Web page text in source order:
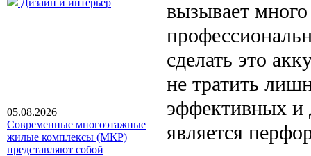
Дизайн и интерьер
05.08.2026
Современные многоэтажные
жилые комплексы (МКР)
представляют собой
вызывает
сделать это
не тратить
эффективных и
является